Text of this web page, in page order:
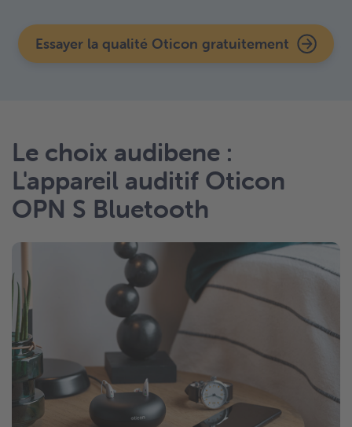
Essayer la qualité Oticon gratuitement
Le choix audibene :
L'appareil auditif Oticon
OPN S Bluetooth